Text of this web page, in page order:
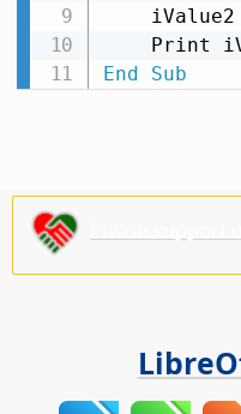
    iValue2
Print
End
Sub